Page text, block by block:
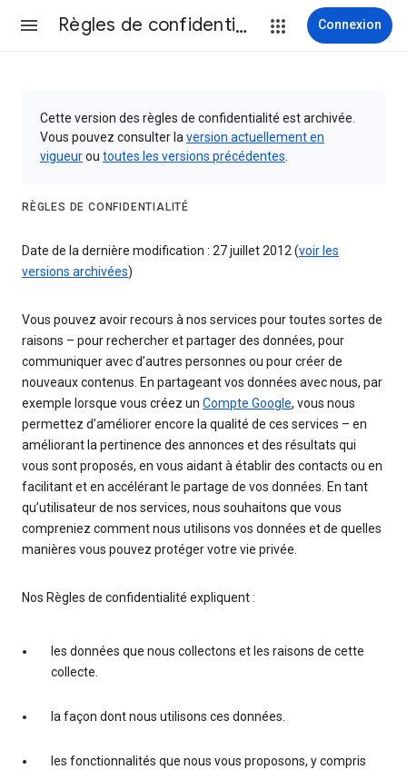
Règles de confidentialité et conditions d’utilisation Connexion
Cette version des règles de confidentialité est archivée.
Vous pouvez consulter la version actuellement en
vigueurou toutes les versions précédentes
RÈGLES DE CONFIDENTIALITÉ
Date de la dernière modification : 27 juillet 2012 (voir les
versions archivées)
Vous pouvez avoir recours à nos services pour toutes sortes de
raisons – pour rechercher et partager des données, pour
communiquer avec d’autres personnes ou pour créer de
nouveaux contenus. En partageant vos données avec nous, par
exemple lorsque vous créez un Compte Google, vous nous
permettez d’améliorer encore la qualité de ces services – en
améliorant la pertinence des annonces et des résultats qui
vous sont proposés, en vous aidant à établir des contacts ou en
facilitant et en accélérant le partage de vos données. En tant
qu’utilisateur de nos services, nous souhaitons que vous
compreniez comment nous utilisons vos données et de quelles
manières vous pouvez protéger votre vie privée.
Nos Règles de confidentialité expliquent :
les données que nous collectons et les raisons de cette
collecte.
la façon dont nous utilisons ces données.
les fonctionnalités que nous vous proposons, y compris